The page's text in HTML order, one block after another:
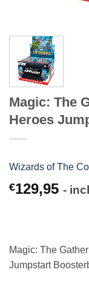
Magic: The
Heroes
Wizards of The
€129,95 -
Magic: The
Jumpstart